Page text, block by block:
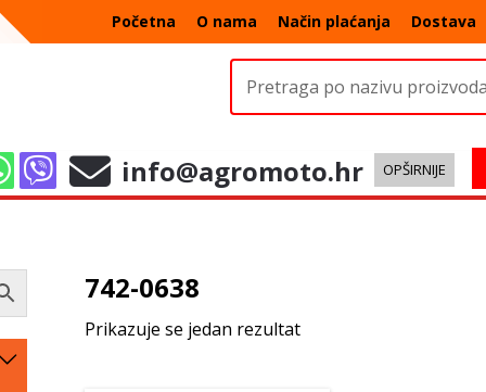
Početna O nama Način plaćanja Dostava
info@agromoto.hr OPŠIRNIJE
742-0638
Prikazuje se jedan rezultat